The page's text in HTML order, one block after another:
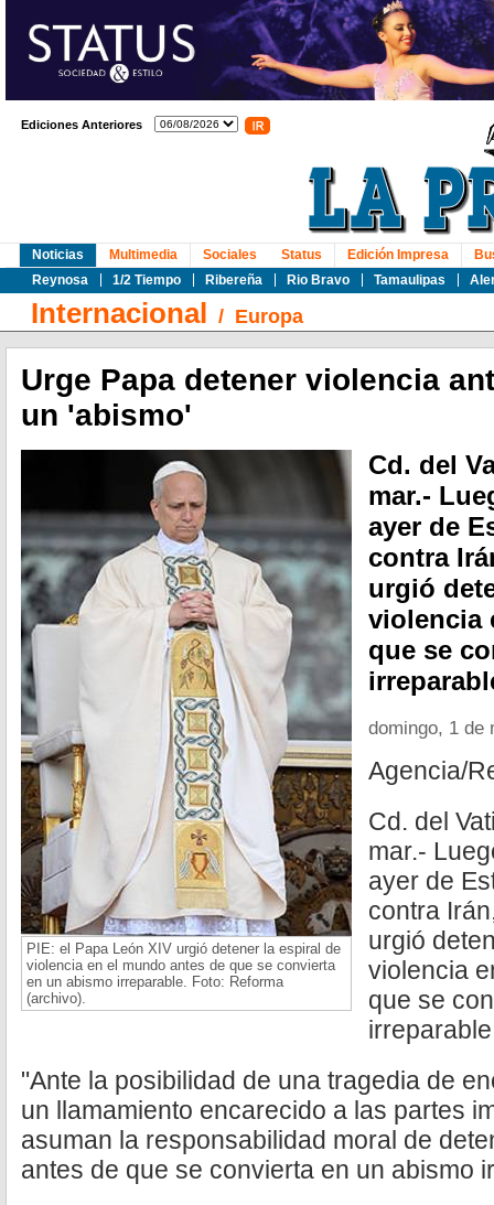
Ediciones Anteriores
Noticias
Reynosa
1/2 Tiempo Ribereña Rio Bravo Tamaulipas
Multimedia Sociales Status Edición Impresa
Internacional / Europa
Urge Papa detener violencia
un 'abismo'
PIE: el Papa León XIV urgió detener la espiral de
violencia en el mundo antes de que se convierta
en un abismo irreparable. Foto: Reforma
(archivo).
Cd. del
mar.-
ayer de
contra
urgió
violencia
que se
domingo, 1 de
Agencia/
Cd. del
mar.-
ayer de
contra
urgió
violencia
que se
"Ante la posibilidad de una tragedia de
un llamamiento encarecido a las partes
asuman la responsabilidad moral de
antes de que se convierta en un abismo